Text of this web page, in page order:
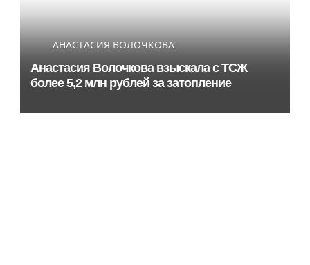
АНАСТАСИЯ ВОЛОЧКОВА
Анастасия Волочкова взыскала с ТСЖ
более 5,2 млн рублей за затопление